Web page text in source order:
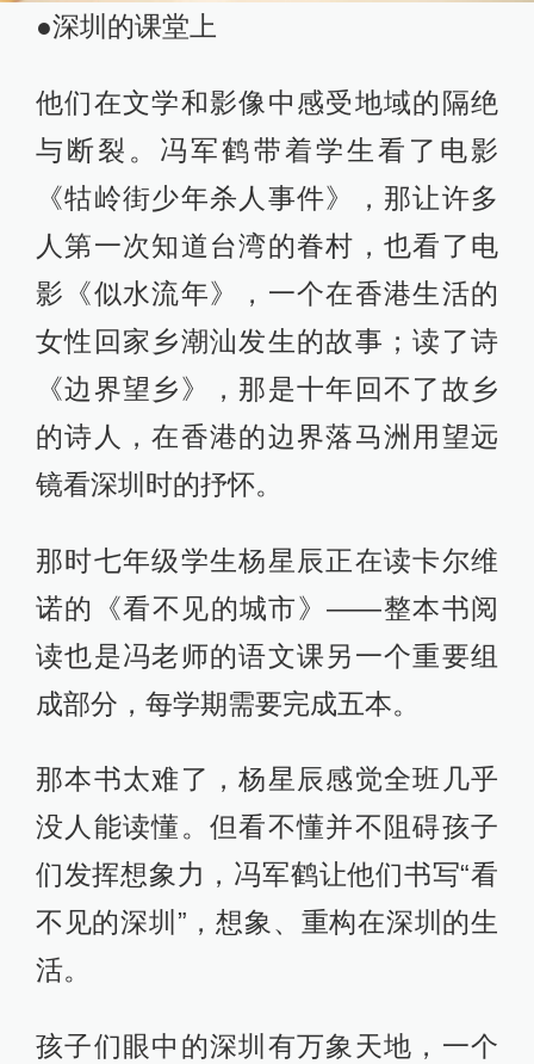
●深圳的课堂上
他们在文学和影像中感受地域的隔绝
与断裂。冯军鹤带着学生看了电影
《牯岭街少年杀人事件》，那让许多
人第一次知道台湾的眷村，也看了电
影《似水流年》，一个在香港生活的
女性回家乡潮汕发生的故事；读了诗
《边界望乡》，那是十年回不了故乡
的诗人，在香港的边界落马洲用望远
镜看深圳时的抒怀。
那时七年级学生杨星辰正在读卡尔维
诺的《看不见的城市》——整本书阅
读也是冯老师的语文课另一个重要组
成部分，每学期需要完成五本。
那本书太难了，杨星辰感觉全班几乎
没人能读懂。但看不懂并不阻碍孩子
们发挥想象力，冯军鹤让他们书写“看
不见的深圳”，想象、重构在深圳的生
活。
孩子们眼中的深圳有万象天地，一个